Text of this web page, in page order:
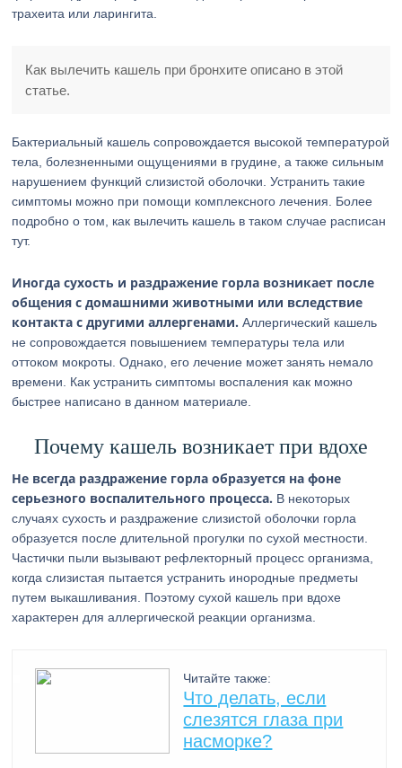
трахеита или ларингита.
Как вылечить кашель при бронхите описано в этой
статье.
Бактериальный кашель сопровождается высокой температурой
тела, болезненными ощущениями в грудине, а также сильным
нарушением функций слизистой оболочки. Устранить такие
симптомы можно при помощи комплексного лечения. Более
подробно о том, как вылечить кашель в таком случае расписан
тут.
Иногда сухость и раздражение горла возникает после
общения с домашними животными или вследствие
контакта с другими аллергенами. Аллергический кашель
не сопровождается повышением температуры тела или
оттоком мокроты. Однако, его лечение может занять немало
времени. Как устранить симптомы воспаления как можно
быстрее написано в данном материале.
Почему кашель возникает при вдохе
Не всегда раздражение горла образуется на фоне
серьезного воспалительного процесса. В некоторых
случаях сухость и раздражение слизистой оболочки горла
образуется после длительной прогулки по сухой местности.
Частички пыли вызывают рефлекторный процесс организма,
когда слизистая пытается устранить инородные предметы
путем выкашливания. Поэтому сухой кашель при вдохе
характерен для аллергической реакции организма.
Читайте также:
Что делать, если
слезятся глаза при
насморке?